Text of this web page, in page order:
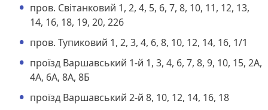
пров. Світанковий 1, 2, 4, 5, 6, 7, 8, 10, 11, 12, 13,
14, 16, 18, 19, 20, 226
пров. Тупиковий 1, 2, 3, 4, 6, 8, 10, 12, 14, 16, 1/1
проїзд Варшавський 1-й 1, 3, 4, 6, 7, 8, 9, 10, 15, 2А,
4А, 6А, 8А, 8Б
проїзд Варшавський 2-й 8, 10, 12, 14, 16, 18